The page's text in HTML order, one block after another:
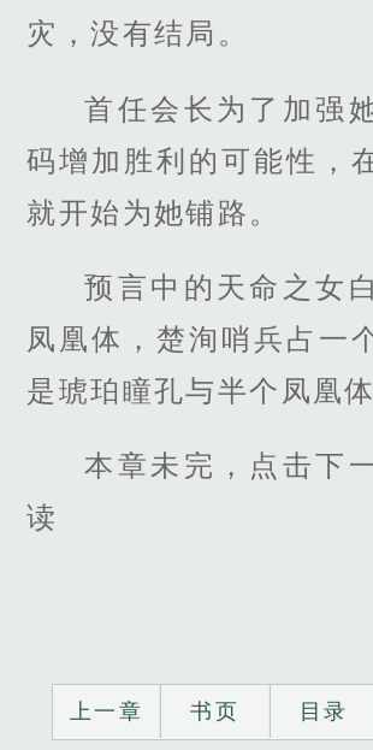
灾，没有结局。
首任会长为了加强
码增加胜利的可能性，
就开始为她铺路。
预言中的天命之女
凤凰体，楚洵哨兵占一
是琥珀瞳孔与半个凤凰体
本章未完，点击下
读
上一章 书页 目录